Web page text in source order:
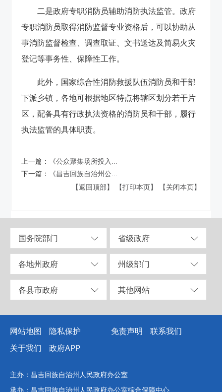
二是政府专职消防员辅助消防执法监管。政府
专职消防员取得消防监督专业资格后，可以协助从
事消防监督检查、调查取证、文书送达及简易火灾
登记等事务性、保障性工作。
此外，国家综合性消防救援队伍消防员和干部
下派乡镇，各地可根据地区特点将辖区划分若干片
区，配备具有行政执法资格的消防员和干部，履行
执法监管的具体职责。
上一篇：
《公众聚集场所投入...
下一篇：
《昌吉回族自治州公...
【返回顶部】
【打印本页】 【关闭本页】
国务院部门 省级政府
各地州政府 州级部门
各县市政府 其他网站
网站地图 隐私保护 免责声明
联系我们
关于我们
政府APP
主办：昌吉回族自治州人民政府办公室
承办：昌吉回族自治州人民政府办公室综合保障中心